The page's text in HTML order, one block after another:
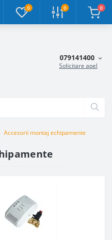
0 0 0
079141400
Solicitare apel
Accesorii montaj echipamente